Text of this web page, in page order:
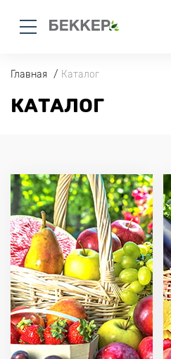
Главная Каталог
КАТАЛОГ